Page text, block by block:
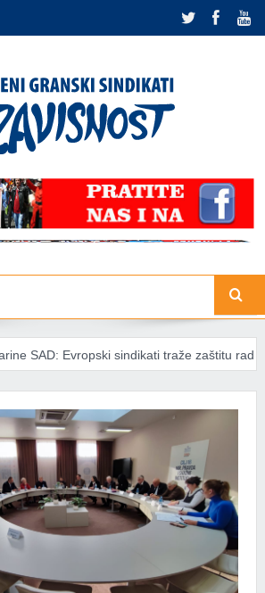
traže zaštitu radnika od trgovinskih